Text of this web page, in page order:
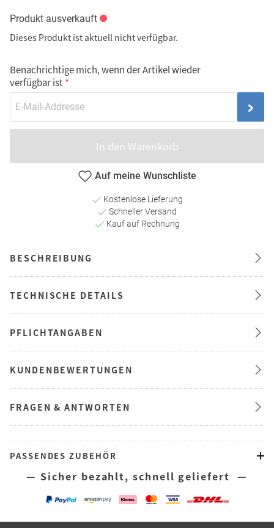
Produkt ausverkauft
Dieses Produkt ist aktuell nicht verfügbar.
Benachrichtige mich, wenn der Artikel wieder
verfügbar ist
In den Warenkorb
Auf meine Wunschliste
Kostenlose Lieferung
Schneller Versand
Kauf auf Rechnung
BESCHREIBUNG
TECHNISCHE DETAILS
PFLICHTANGABEN
KUNDENBEWERTUNGEN
FRAGEN & ANTWORTEN
PASSENDES ZUBEHÖR
— Sicher bezahlt, schnell geliefert —